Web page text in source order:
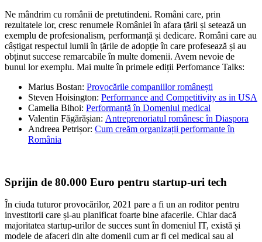
Ne mândrim cu românii de pretutindeni. Români care, prin
rezultatele lor, cresc renumele României în afara țării și setează un
exemplu de profesionalism, performanță și dedicare. Români care au
câștigat respectul lumii în țările de adopție în care profesează și au
obținut succese remarcabile în multe domenii. Avem nevoie de
bunul lor exemplu. Mai multe în primele ediții Perfomance Talks:
Marius Bostan: Provocările companiilor românești
Steven Hoisington: Performance and Competitivity as in USA
Camelia Bihoi: Performanță în Domeniul medical
Valentin Făgărășian: Antreprenoriatul românesc în Diaspora
Andreea Petrișor: Cum creăm organizații performante în
România
Sprijin de 80.000 Euro pentru startup-uri tech
În ciuda tuturor provocărilor, 2021 pare a fi un an roditor pentru
investitorii care și-au planificat foarte bine afacerile. Chiar dacă
majoritatea startup-urilor de succes sunt în domeniul IT, există și
modele de afaceri din alte domenii cum ar fi cel medical sau al